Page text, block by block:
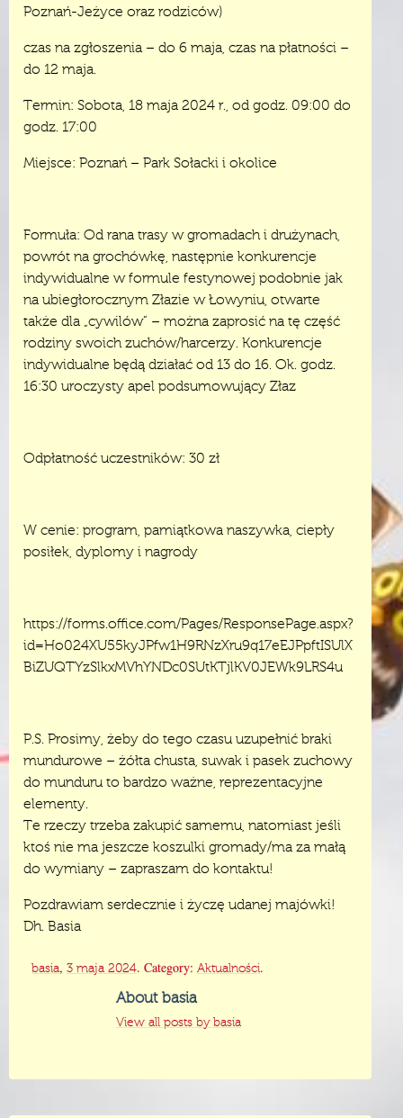
Poznań-Jeżyce oraz rodziców)
czas na zgłoszenia – do 6 maja, czas na płatności –
do 12 maja.
Termin: Sobota, 18 maja 2024 r., od godz. 09:00 do
godz. 17:00
Miejsce: Poznań – Park Sołacki i okolice
Formuła: Od rana trasy w gromadach i drużynach,
powrót na grochówkę, następnie konkurencje
indywidualne w formule festynowej podobnie jak
na ubiegłorocznym Złazie w Łowyniu, otwarte
także dla „cywilów” – można zaprosić na tę część
rodziny swoich zuchów/harcerzy. Konkurencje
indywidualne będą działać od 13 do 16. Ok. godz.
16:30 uroczysty apel podsumowujący Złaz
Odpłatność uczestników: 30 zł
W cenie: program, pamiątkowa naszywka, ciepły
posiłek, dyplomy i nagrody
https://forms.office.com/Pages/ResponsePage.aspx?
id=Ho024XU55kyJPfw1H9RNzXru9q17eEJPpftISUlX
BiZUQTYzSlkxMVhYNDc0SUtKTjlKV0JEWk9LRS4u
P.S. Prosimy, żeby do tego czasu uzupełnić braki
mundurowe – żółta chusta, suwak i pasek zuchowy
do munduru to bardzo ważne, reprezentacyjne
elementy.
Te rzeczy trzeba zakupić samemu, natomiast jeśli
ktoś nie ma jeszcze koszulki gromady/ma za małą
do wymiany – zapraszam do kontaktu!
Pozdrawiam serdecznie i życzę udanej majówki!
Dh. Basia
basia, 3 maja 2024. Category: Aktualności.
About basia
View all posts by basia